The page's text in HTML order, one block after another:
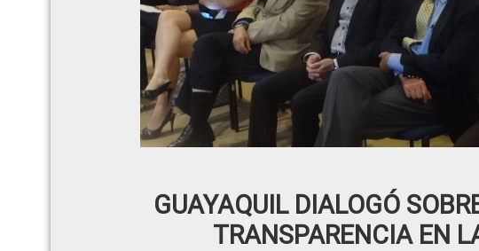
GUAYAQUIL DIALOGÓ
TRANSPARENCIA EN